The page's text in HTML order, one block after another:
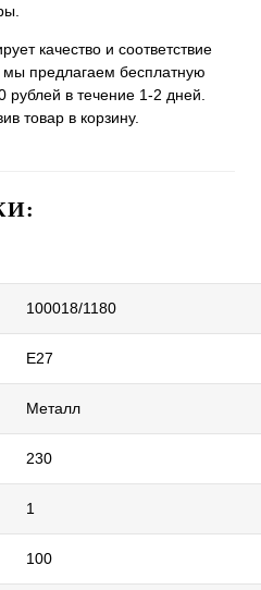
качество и соответствие
предлагаем бесплатную
рублей в течение 1-2 дней.
товар в корзину.
100018/1180
E27
Металл
230
1
100